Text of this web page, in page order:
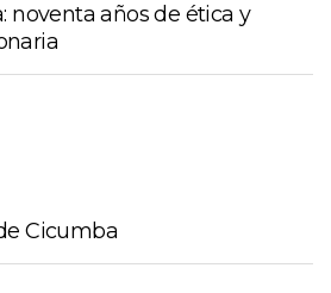
noventa años de ética y
Cicumba